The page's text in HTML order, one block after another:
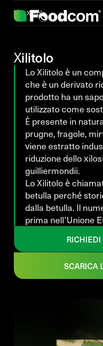
Xilitolo
Xilitolo
Lo Xilitolo è un
che è un derivato
prodotto ha un
utilizzato come
È presente in
prugne, fragole,
viene estratto
riduzione dello
guilliermondii.
Lo Xilitolo è
betulla perché
dalla betulla. Il
prima nell’Unione
RICHIEDI
SCARICA